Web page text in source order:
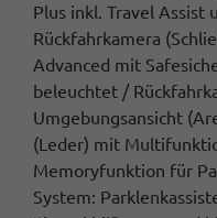
Plus inkl. Travel Assist
Rückfahrkamera
Advanced mit
beleuchtet /
Umgebungsansicht
(Leder) mit
Memoryfunktion für
System: